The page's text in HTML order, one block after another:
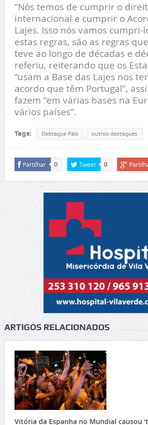
“Nós temos de cumprir o
internacional e cumprir o
Lajes. Isso nós vamos cumpri-
estas regras, são as regras
teve ao longo de décadas e
referiu, reiterando que os
“usam a Base das Lajes nos
acordo que têm Portugal”,
fazem “em várias bases na
vários países”.
Tags: Destaque País outros destaques
Partilhar 0 Tweet 0
ARTIGOS RELACIONADOS
Vitória da Espanha no Mundial causou